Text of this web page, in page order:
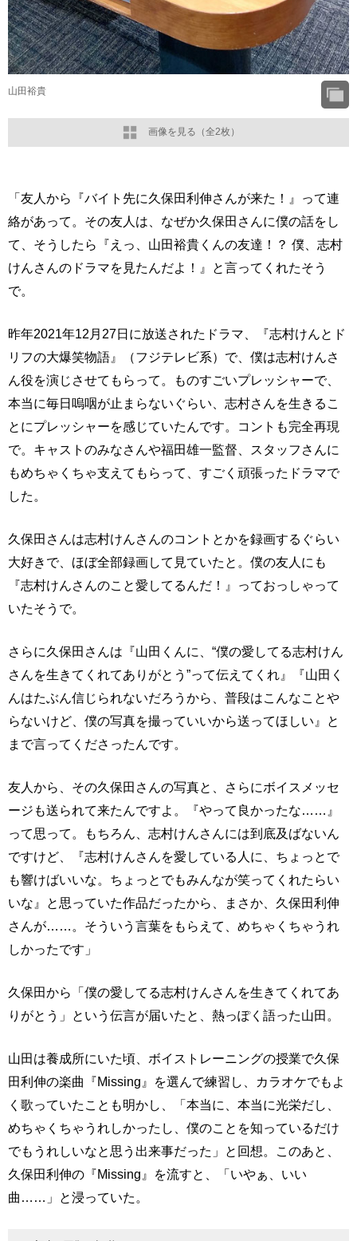
画像を見る（全2枚）
山田裕貴
「友人から『バイト先に久保田利伸さんが来た！』って連
絡があって。その友人は、なぜか久保田さんに僕の話をし
て、そうしたら『えっ、山田裕貴くんの友達！？ 僕、志村
けんさんのドラマを見たんだよ！』と言ってくれたそう
で。
昨年2021年12月27日に放送されたドラマ、『志村けんとド
リフの大爆笑物語』（フジテレビ系）で、僕は志村けんさ
ん役を演じさせてもらって。ものすごいプレッシャーで、
本当に毎日嗚咽が止まらないぐらい、志村さんを生きるこ
とにプレッシャーを感じていたんです。コントも完全再現
で。キャストのみなさんや福田雄一監督、スタッフさんに
もめちゃくちゃ支えてもらって、すごく頑張ったドラマで
した。
久保田さんは志村けんさんのコントとかを録画するぐらい
大好きで、ほぼ全部録画して見ていたと。僕の友人にも
『志村けんさんのこと愛してるんだ！』っておっしゃって
いたそうで。
さらに久保田さんは『山田くんに、“僕の愛してる志村けん
さんを生きてくれてありがとう”って伝えてくれ』『山田く
んはたぶん信じられないだろうから、普段はこんなことや
らないけど、僕の写真を撮っていいから送ってほしい』と
まで言ってくださったんです。
友人から、その久保田さんの写真と、さらにボイスメッセ
ージも送られて来たんですよ。『やって良かったな……』
って思って。もちろん、志村けんさんには到底及ばないん
ですけど、『志村けんさんを愛している人に、ちょっとで
も響けばいいな。ちょっとでもみんなが笑ってくれたらい
いな』と思っていた作品だったから、まさか、久保田利伸
さんが……。そういう言葉をもらえて、めちゃくちゃうれ
しかったです」
久保田から「僕の愛してる志村けんさんを生きてくれてあ
りがとう」という伝言が届いたと、熱っぽく語った山田。
山田は養成所にいた頃、ボイストレーニングの授業で久保
田利伸の楽曲『Missing』を選んで練習し、カラオケでもよ
く歌っていたことも明かし、「本当に、本当に光栄だし、
めちゃくちゃうれしかったし、僕のことを知っているだけ
でもうれしいなと思う出来事だった」と回想。このあと、
久保田利伸の『Missing』を流すと、「いやぁ、いい
曲……」と浸っていた。